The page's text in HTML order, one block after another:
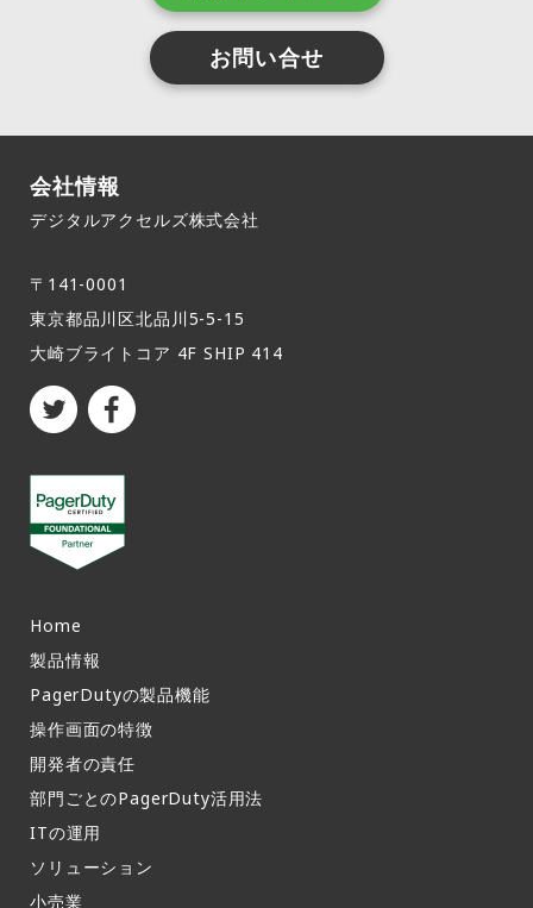
お問い合せ
会社情報
デジタルアクセルズ株式会社
〒141-0001
東京都品川区北品川5-5-15​
大崎ブライトコア 4F SHIP 414
Home
製品情報​
PagerDutyの製品機能​
操作画面の特徴​
開発者の責任
部門ごとのPagerDuty活用法​
ITの運用​
ソリューション
小売業